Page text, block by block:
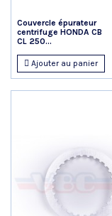
Couvercle épurateur
centrifuge HONDA CB
CL 250...
Ajouter au panier